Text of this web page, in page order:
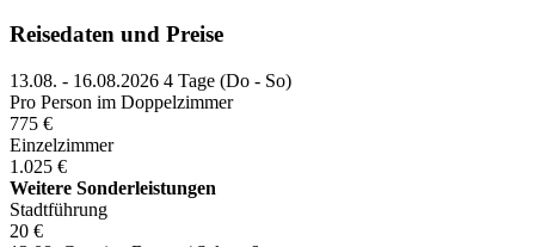
Reisedaten und Preise
13.08. - 16.08.2026 4 Tage (Do - So)
Pro Person im Doppelzimmer
775 €
Einzelzimmer
1.025 €
Weitere Sonderleistungen
Stadtführung
20 €